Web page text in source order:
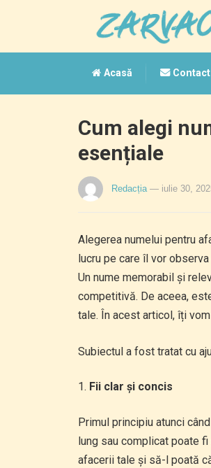
Acasă Contact
Cum alegi
esențiale
Redacția — iulie 30,
Alegerea numelui pentru
lucru pe care îl vor
Un nume memorabil și
competitivă. De aceea,
tale. În acest articol, îți
Subiectul a fost tratat cu
Fii clar și concis
Primul principiu atunci
lung sau complicat poate
afacerii tale și să-l poată